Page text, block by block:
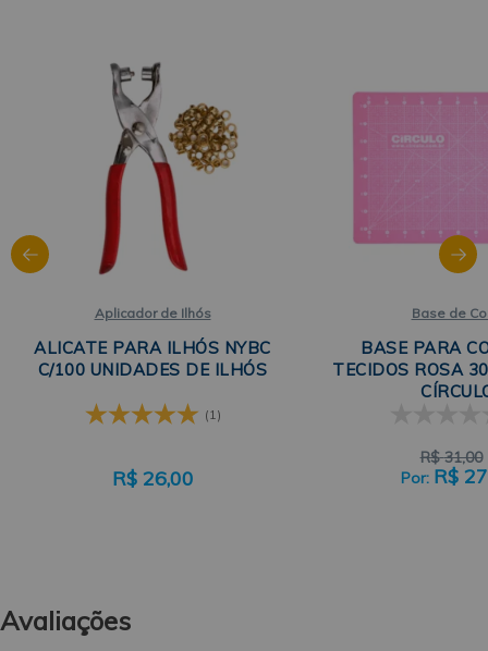
Aplicador de Ilhós
ALICATE PARA ILHÓS NYBC
C/100 UNIDADES DE ILHÓS
(1)
R$ 26,00
Base de
BASE PARA
TECIDOS ROSA
R$ 31,00
R$
Avaliações